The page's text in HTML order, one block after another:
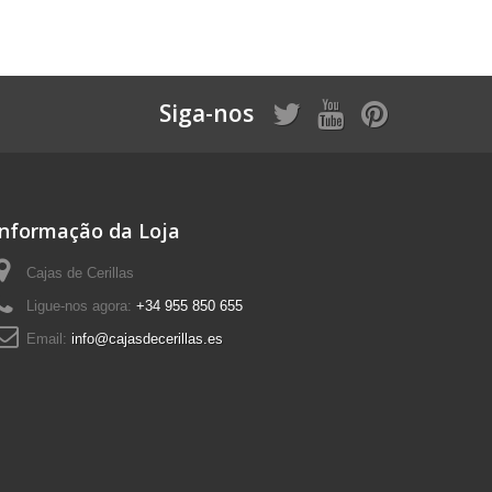
Siga-nos
da Loja
Cajas de Cerillas
Ligue-nos agora: +34 955 850 655
Email: info@cajasdecerillas.es